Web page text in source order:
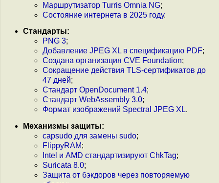
Маршрутизатор Turris Omnia NG;
Состояние интернета в 2025 году.
Стандарты:
PNG 3;
Добавление JPEG XL в спецификацию PDF;
Создана организация CVE Foundation;
Сокращение действия TLS-сертификатов до
47 дней;
Стандарт OpenDocument 1.4;
Стандарт WebAssembly 3.0;
Формат изображений Spectral JPEG XL.
Механизмы защиты:
capsudo для замены sudo;
FlippyRAM;
Intel и AMD стандартизируют ChkTag;
Suricata 8.0;
Защита от бэкдоров через повторяемую